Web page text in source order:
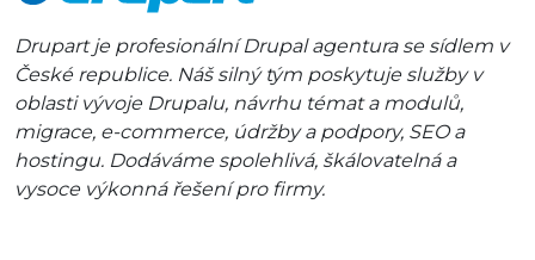
Drupart je profesionální Drupal agentura se sídlem v
České republice. Náš silný tým poskytuje služby v
oblasti vývoje Drupalu, návrhu témat a modulů,
migrace, e-commerce, údržby a podpory, SEO a
hostingu. Dodáváme spolehlivá, škálovatelná a
vysoce výkonná řešení pro firmy.